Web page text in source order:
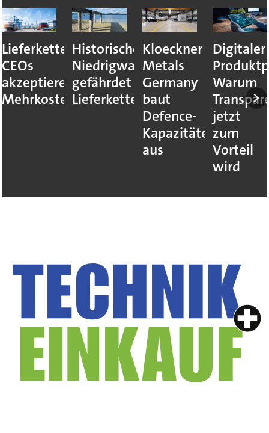
Lieferkettenresilienz:
CEOs
akzeptieren
Mehrkosten
Historisches
Niedrigwasser
gefährdet
Lieferketten
Kloeckner
Metals
Germany
baut
Defence-
Kapazitäten
aus
Digitaler
Warum
jetzt
zum
Vorteil
wird